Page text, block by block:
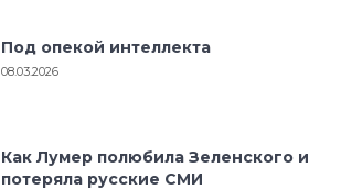
Под опекой интеллекта
08.03.2026
Как Лумер полюбила Зеленского и
потеряла русские СМИ